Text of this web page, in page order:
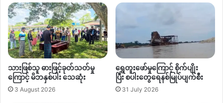
အောင် နဲ့ နိုင်ငံတကာကို ပြဖိုလိုနေတယ်။
ကချင်ပြည်နယ်
တင်မကပဲ စစ်တပ်က လက်လွတ်ထားတဲ့
ရအောင်တိုက်ယူမယ်ဆိုတဲ့သဘောတွေ့ရတယ်။ ဒါကို သူတို့
ဘယ်လောက်ထိ မြန်အောင် လုပ်ဆောင်နိုင်မလဲ စောင့်ကြည့်ရမှာ
ပေါ့”လို့ ပြောပါတယ်။
လက်ရှိ တိုက်ပွဲ ပြင်းထန်နေတာကတော့ ဗန်းမော်မြို့သိမ်းတိုက်ပွဲ၊
ဖားကန့် နဲ့ ရွှေကူဒေသတွေမှာ
ဖြစ်သလို ဆက်ပြီး ဆွမ်ပရာဘွမ်၊
သားဖြစ်သူ ဓားဖြင့်ခုတ်သတ်မှု
ကြောင့် မိဘနှစ်ပါး သေဆုံး
3 August 2026
ရွှေတူးဖော်မှုကြောင့် စိုက်ပျိုး
ပြီး စပါးတွေရေနစ်မြုပ်ပျက်စီး
31 July 2026